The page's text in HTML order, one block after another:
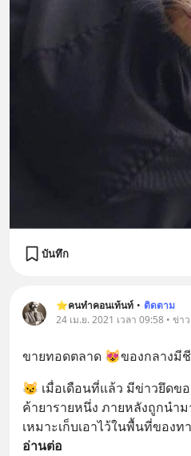
บันทึก
⭐️คนทำคอนเท้นท์ • ติดตาม
24 เม.ย. 2021 เวลา 09:58 • ข่าว
ขายทอดตลาด 😻ของกลางมี
😼 เมื่อเดือนที่แล้ว มีข่าวยึดข
ค้ายารายหนึ่ง ภายหลังถูกนำ
เหมาะเก็บเอาไว้ในพื้นที่ของท
อ่านต่อ